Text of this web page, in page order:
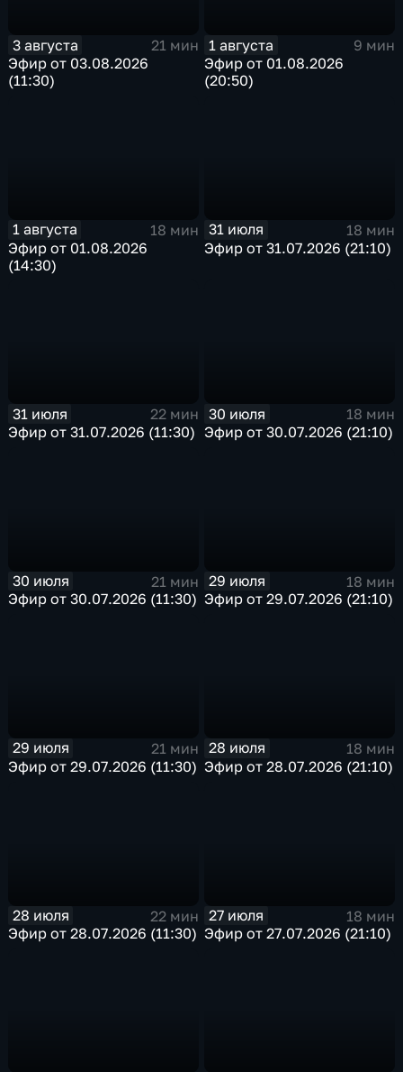
3 августа
21 мин
Эфир от 03.08.2026
(11:30)
1 августа
9 мин
Эфир от 01.08.2026
(20:50)
1 августа
18 мин
Эфир от 01.08.2026
(14:30)
31 июля
18 мин
Эфир от 31.07.2026 (21:10)
31 июля
22 мин
Эфир от 31.07.2026 (11:30)
30 июля
18 мин
Эфир от 30.07.2026 (21:10)
30 июля
21 мин
Эфир от 30.07.2026 (11:30)
29 июля
18 мин
Эфир от 29.07.2026 (21:10)
29 июля
21 мин
Эфир от 29.07.2026 (11:30)
28 июля
18 мин
Эфир от 28.07.2026 (21:10)
28 июля
22 мин
Эфир от 28.07.2026 (11:30)
27 июля
18 мин
Эфир от 27.07.2026 (21:10)